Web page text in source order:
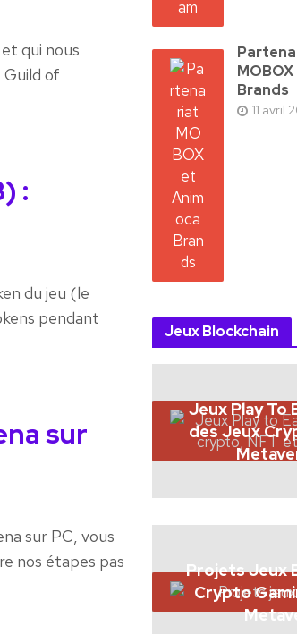
qui nous
of
:
du jeu (le
pendant
sur
sur PC, vous
nos étapes pas
Brands
11 avril
Jeux Blockchain
Jeux Play To
des Jeux
Projets Jeux
Crypto